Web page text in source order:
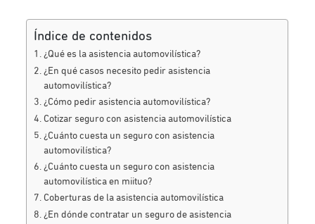
Índice de contenidos
¿Qué es la asistencia automovilística?
¿En qué casos necesito pedir asistencia
automovilística?
¿Cómo pedir asistencia automovilística?
Cotizar seguro con asistencia automovilística
¿Cuánto cuesta un seguro con asistencia
automovilística?
¿Cuánto cuesta un seguro con asistencia
automovilística en miituo?
Coberturas de la asistencia automovilística
¿En dónde contratar un seguro de asistencia